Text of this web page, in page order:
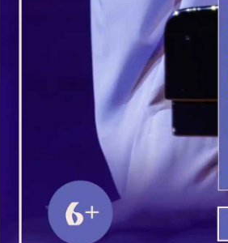
табакозависимостью также
Настроение и
Готовящийся ко Святому
всеми и беречь себя от
удерживаться от осуждения и
разговоров, проводя время,
уединении, в чтении Слова Божия
содержания.
Исповедь